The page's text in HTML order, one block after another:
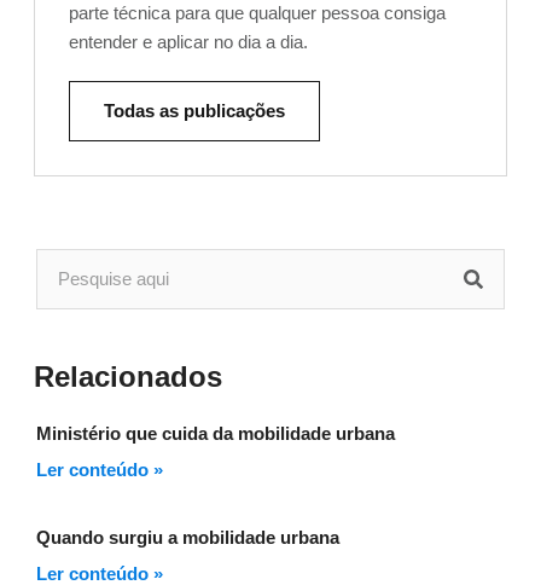
parte técnica para que qualquer pessoa consiga
entender e aplicar no dia a dia.
Todas as publicações
Relacionados
Ministério que cuida da mobilidade urbana
Ler conteúdo »
Quando surgiu a mobilidade urbana
Ler conteúdo »